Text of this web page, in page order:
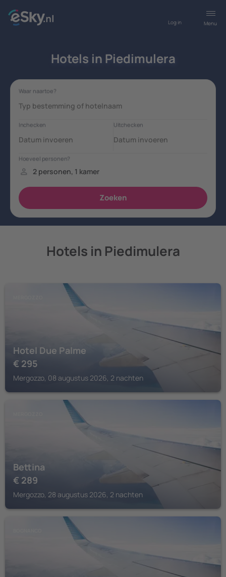
Menu
Log in
Hotels in Piedimulera
Hotels in Piedimulera
Hotel Due Palme
€ 295
Mergozzo, 08 augustus 2026, 2 nachten
Bettina
€ 289
Mergozzo, 28 augustus 2026, 2 nachten